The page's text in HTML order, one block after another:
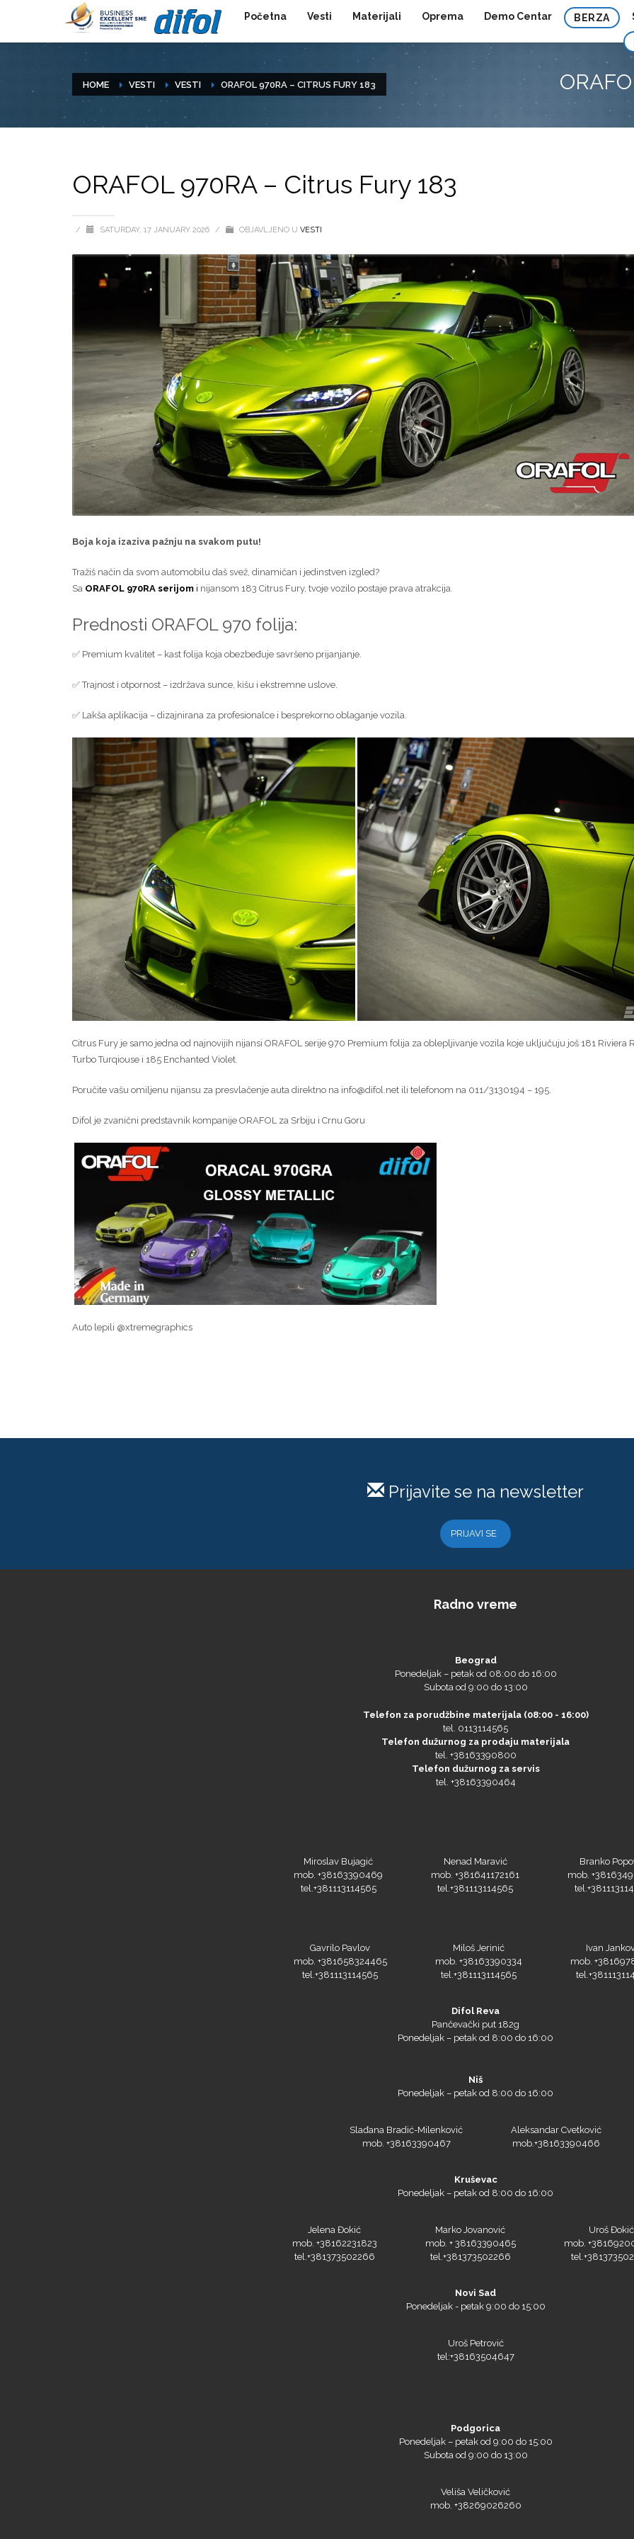
Početna Vesti Materijali Oprema Demo Centar BERZA
HOME VESTI VESTI ORAFOL 970RA – CITRUS FURY 183
ORAFOL 970RA – Citrus Fury 183
/ SATURDAY, 17 JANUARY 2026 / OBJAVLJENO U VESTI
Boja koja izaziva pažnju na svakom putu!
Tražiš način da svom automobilu daš svež, dinamičan i jedinstven izgled?
Sa ORAFOL 970RA serijom i nijansom 183 Citrus Fury, tvoje vozilo postaje prava atrakcija.
Prednosti ORAFOL 970 folija:
✅ Premium kvalitet – kast folija koja obezbeđuje savršeno prijanjanje.
✅ Trajnost i otpornost – izdržava sunce, kišu i ekstremne uslove.
✅ Lakša aplikacija – dizajnirana za profesionalce i besprekorno oblaganje vozila.
Citrus Fury je samo jedna od najnovijih nijansi ORAFOL serije 970 Premium folija za oblepljivanje vozila koje uključuju još 181 Riviera
Turbo Turqiouse i 185 Enchanted Violet.
Poručite vašu omiljenu nijansu za presvlačenje auta direktno na info@difol.net ili telefonom na 011/3130194 – 195.
Difol je zvanični predstavnik kompanije ORAFOL za Srbiju i Crnu Goru
Auto lepili @xtremegraphics
Prijavite se na newsletter
PRIJAVI SE
Radno vreme
Beograd
Ponedeljak – petak od 08:00 do 16:00
Subota od 9:00 do 13:00
Telefon za porudžbine materijala (08:00 - 16:00)
tel. 0113114565
Telefon dužurnog za prodaju materijala
tel. +38163390800
Telefon dužurnog za servis
tel. +38163390464
Miroslav Bujagić
mob. +38163390469
tel.+381113114565
Nenad Maravić
mob. +381641172161
tel.+381113114565
Branko
mob.
Gavrilo Pavlov
mob. +381658324465
tel.+381113114565
Miloš Jerinić
mob. +38163390334
tel.+381113114565
Ivan
mob.
Difol Reva
Pančevački put 182g
Ponedeljak – petak od 8:00 do 16:00
Niš
Ponedeljak – petak od 8:00 do 16:00
Slađana Bradić-Milenković
mob. +38163390467
Aleksandar Cvetković
mob.+38163390466
Kruševac
Ponedeljak – petak od 8:00 do 16:00
Jelena Đokić
mob. +38162231823
tel.+381373502266
Marko Jovanović
mob. + 38163390465
tel.+381373502266
Uroš Đokić
mob.
Novi Sad
Ponedeljak - petak 9:00 do 15:00
Uroš Petrović
tel:+38163504647
Podgorica
Ponedeljak – petak od 9:00 do 15:00
Subota od 9:00 do 13:00
Veliša Veličković
mob. +38269026260